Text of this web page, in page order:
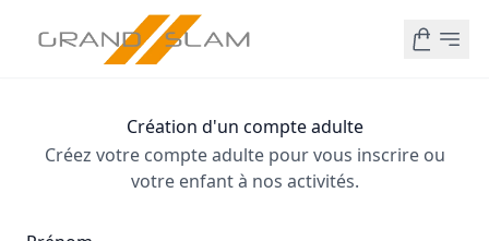
Création d'un compte adulte
Créez votre compte adulte pour vous inscrire ou
votre enfant à nos activités.